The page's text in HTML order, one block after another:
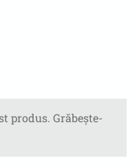
produs. Grăbește-